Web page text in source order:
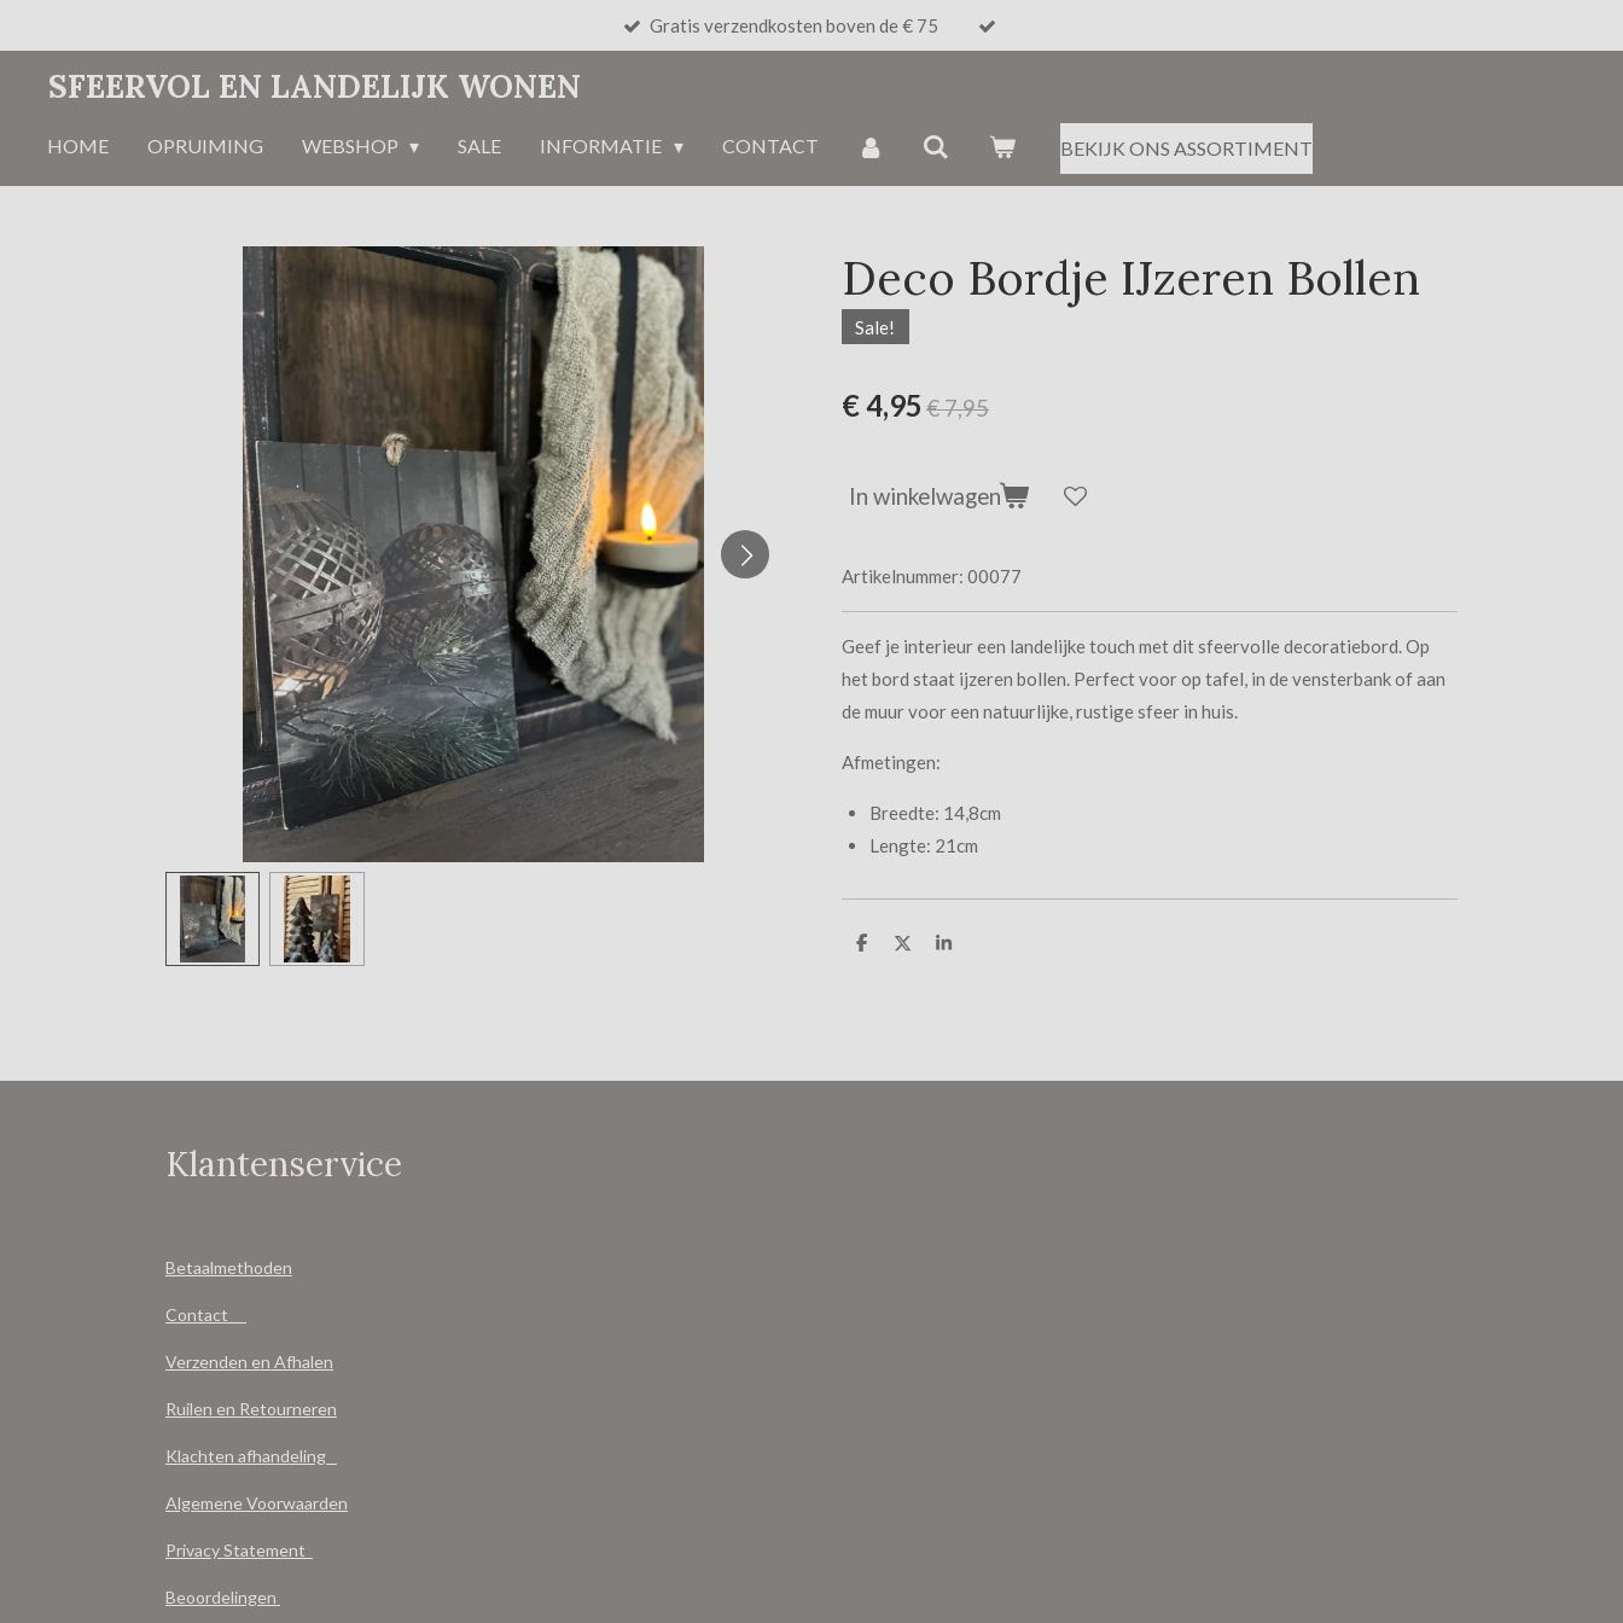
hoofdinhoud
Gratis verzendkosten boven de € 75
SFEERVOL EN LANDELIJK WONEN
HOME OPRUIMING WEBSHOP SALE INFORMATIE CONTACT BEKIJK ONS ASSORTIMENT
Deco Bordje IJzeren Bollen
Sale!
€ 4,95 € 7,95
In winkelwagen
Artikelnummer: 00077
Geef je interieur een landelijke touch met dit sfeervolle decoratiebord. Op
het bord staat ijzeren bollen. Perfect voor op tafel, in de vensterbank of aan
de muur voor een natuurlijke, rustige sfeer in huis.
Afmetingen:
Breedte: 14,8cm
Lengte: 21cm
D
D
S
Klantenservice
Betaalmethoden
Contact
Verzenden en Afhalen
Ruilen en Retourneren
Klachten afhandeling
Algemene Voorwaarden
Privacy Statement
Beoordelingen